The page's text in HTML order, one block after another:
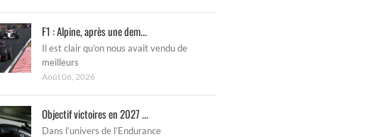
F1 : Alpine, après une dem...
Il est clair qu’on nous avait vendu de
meilleurs
Août 06, 2026
Objectif victoires en 2027 ...
Dans l’univers de l’Endurance